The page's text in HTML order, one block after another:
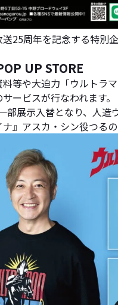
送25周年を記念する特
UP STORE
等や大迫力「ウルトラ
ービスが行なわれます。
部展示入替となり、人造
』アスカ・シン役つる